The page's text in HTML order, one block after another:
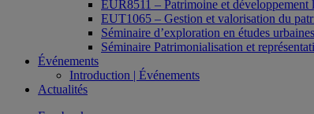
EUR8511 – Patrimoine et développement
EUT1065 – Gestion et valorisation du
Séminaire d’exploration en études
Séminaire Patrimonialisation et
Événements
Introduction | Événements
Actualités